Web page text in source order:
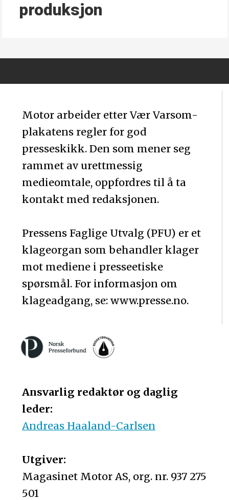
produksjon
Motor arbeider etter Vær Varsom-
plakatens regler for god
presseskikk. Den som mener seg
rammet av urettmessig
medieomtale, oppfordres til å ta
kontakt med redaksjonen.
Pressens Faglige Utvalg (PFU) er et
klageorgan som behandler klager
mot mediene i presseetiske
spørsmål. For informasjon om
klageadgang, se: www.presse.no.
Ansvarlig redaktør og daglig
leder:
Andreas Haaland-Carlsen
Utgiver:
Magasinet Motor AS, org. nr. 937 275
501